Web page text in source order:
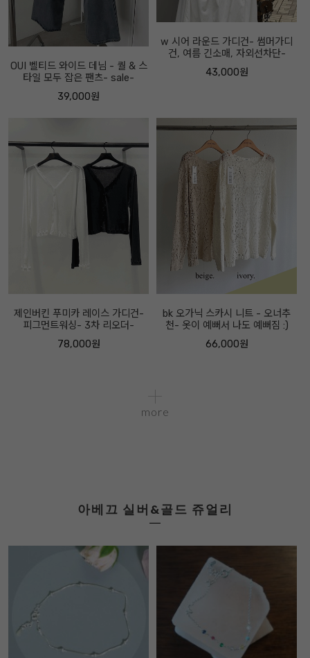
OUI 벨티드 와이드 데님 - 퀄 & 스
타일 모두 잡은 팬츠- sale-
39,000원
w 시어 라운드 가디건- 썸머가디
건, 여름 긴소매, 자외선차단-
43,000원
제인버킨 푸미카 레이스 가디건-
피그먼트워싱- 3차 리오더-
78,000원
bk 오가닉 스카시 니트 - 오너추
천- 옷이 예뻐서 나도 예뻐짐 :)
66,000원
more
아베끄 실버&골드 쥬얼리